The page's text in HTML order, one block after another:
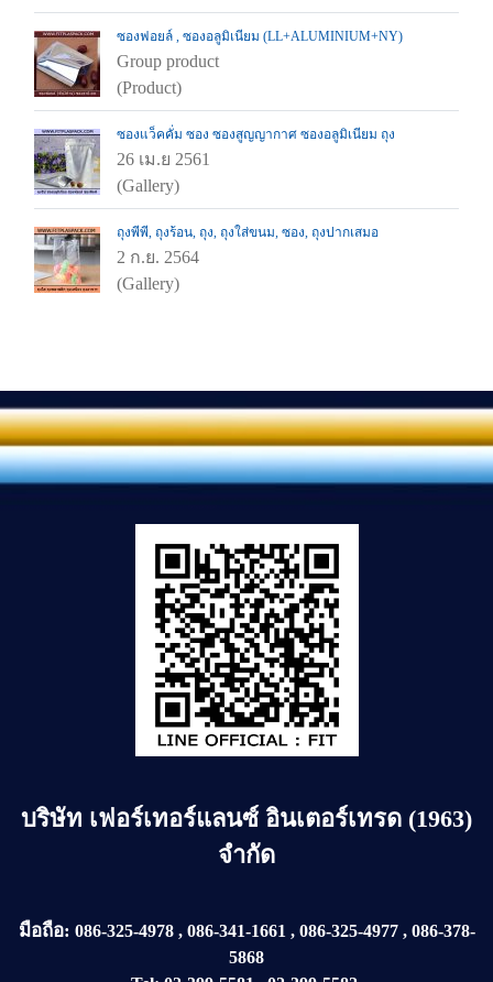
ซองฟอยล์ , ซองอลูมิเนียม (LL+ALUMINIUM+NY)
Group product
(Product)
ซองแว็คคั่ม ซอง ซองสูญญากาศ ซองอลูมิเนียม ถุง
26 เม.ย 2561
(Gallery)
ถุงพีพี, ถุงร้อน, ถุง, ถุงใส่ขนม, ซอง, ถุงปากเสมอ
2 ก.ย. 2564
(Gallery)
บริษัท เฟอร์เทอร์แลนซ์ อินเตอร์เทรด (1963)
จำกัด
มือถือ: 086-325-4978, 086-341-1661 , 086-325-4977, 086-378-
5868